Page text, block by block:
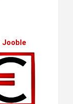
Jooble